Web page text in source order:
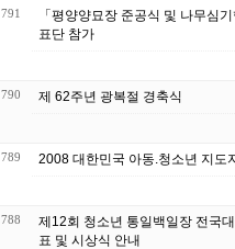
791
「평양양묘장 준공식 및 나무심
표단 참가
790 제 62주년 광복절 경축식
789 2008 대한민국 아동.청소년 지도
788
제12회 청소년 통일백일장 전국
표 및 시상식 안내